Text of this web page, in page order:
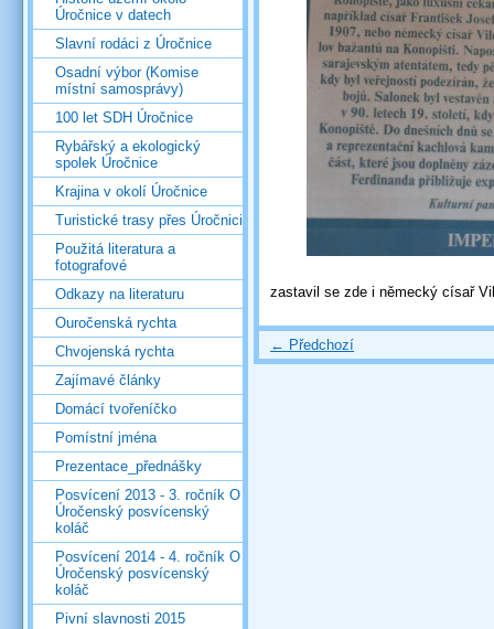
zastavil se zde i německý císař
← Předchozí
Úročnice v datech
Slavní rodáci z Úročnice
Osadní výbor (Komise
místní samosprávy)
100 let SDH Úročnice
Rybářský a ekologický
spolek Úročnice
Krajina v okolí Úročnice
Turistické trasy přes Úročnici
Použitá literatura a
fotografové
Odkazy na literaturu
Ouročenská rychta
Chvojenská rychta
Zajímavé články
Domácí tvořeníčko
Pomístní jména
Prezentace_přednášky
Posvícení 2013 - 3. ročník O
Úročenský posvícenský
koláč
Posvícení 2014 - 4. ročník O
Úročenský posvícenský
koláč
Pivní slavnosti 2015